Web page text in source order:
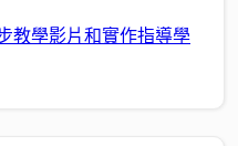
教學影片和實作指導學